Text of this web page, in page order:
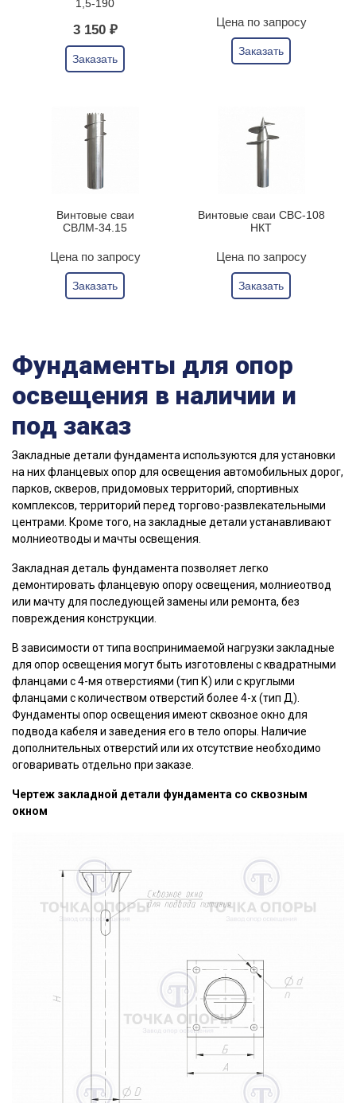
1,5-190
3 150 ₽
Заказать
Цена по запросу
Заказать
Винтовые сваи
СВЛМ-34.15
Цена по запросу
Заказать
Винтовые сваи СВС-108
НКТ
Цена по запросу
Заказать
Фундаменты для опор
освещения в наличии и
под заказ
Закладные детали фундамента используются для установки
на них фланцевых опор для освещения автомобильных дорог,
парков, скверов, придомовых территорий, спортивных
комплексов, территорий перед торгово-развлекательными
центрами. Кроме того, на закладные детали устанавливают
молниеотводы и мачты освещения.
Закладная деталь фундамента позволяет легко
демонтировать фланцевую опору освещения, молниеотвод
или мачту для последующей замены или ремонта, без
повреждения конструкции.
В зависимости от типа воспринимаемой нагрузки закладные
для опор освещения могут быть изготовлены с квадратными
фланцами с 4-мя отверстиями (тип К) или с круглыми
фланцами с количеством отверстий более 4-х (тип Д).
Фундаменты опор освещения имеют сквозное окно для
подвода кабеля и заведения его в тело опоры. Наличие
дополнительных отверстий или их отсутствие необходимо
оговаривать отдельно при заказе.
Чертеж закладной детали фундамента со сквозным
окном